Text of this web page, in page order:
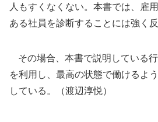
人もすくなくない。本書では、雇
ある社員を診断することには強く反
その場合、本書で説明している
を利用し、最高の状態で働けるよ
している。（渡辺淳悦）